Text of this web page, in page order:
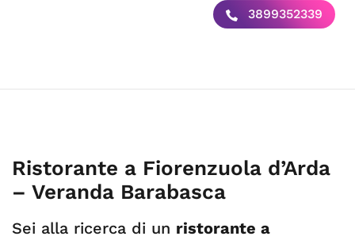
3899352339
Ristorante a Fiorenzuola d’Arda
– Veranda Barabasca
Sei alla ricerca di un ristorante a